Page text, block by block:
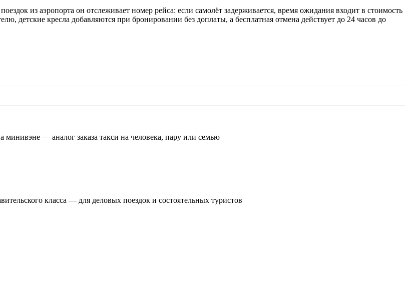
из аэропорта он отслеживает номер рейса: если самолёт задерживается, время ожидания входит в стоимость
кресла добавляются при бронировании без доплаты, а бесплатная отмена действует до 24 часов до
минивэне — аналог заказа такси на человека, пару или семью
класса — для деловых поездок и состоятельных туристов